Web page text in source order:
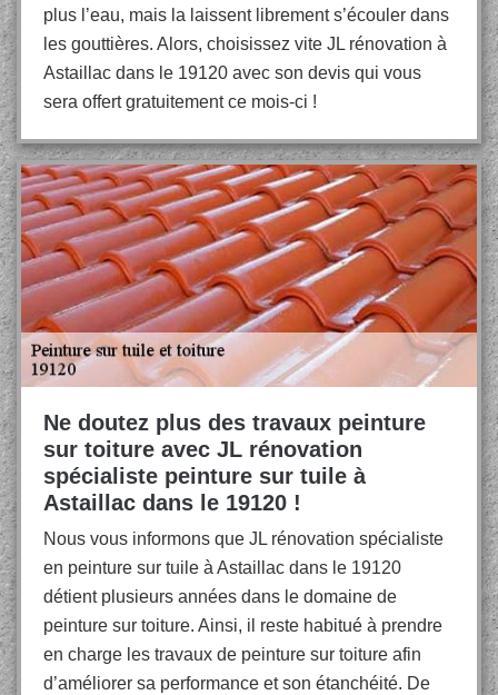
plus l’eau, mais la laissent librement s’écouler dans
les gouttières. Alors, choisissez vite JL rénovation à
Astaillac dans le 19120 avec son devis qui vous
sera offert gratuitement ce mois-ci !
Ne doutez plus des travaux peinture
sur toiture avec JL rénovation
spécialiste peinture sur tuile à
Astaillac dans le 19120 !
Nous vous informons que JL rénovation spécialiste
en peinture sur tuile à Astaillac dans le 19120
détient plusieurs années dans le domaine de
peinture sur toiture. Ainsi, il reste habitué à prendre
en charge les travaux de peinture sur toiture afin
d’améliorer sa performance et son étanchéité. De